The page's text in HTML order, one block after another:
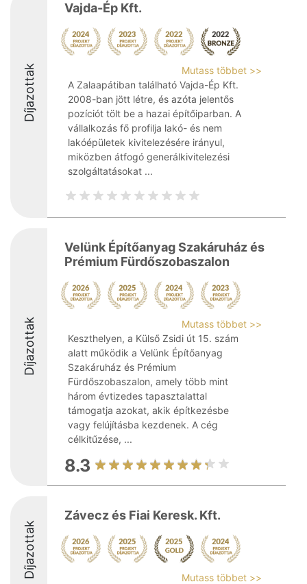
Díjazottak
Vajda-Ép Kft.
Mutass többet >>
A Zalaapátiban található Vajda-Ép Kft.
2008-ban jött létre, és azóta jelentős
pozíciót tölt be a hazai építőiparban. A
vállalkozás fő profilja lakó- és nem
lakóépületek kivitelezésére irányul,
miközben átfogó generálkivitelezési
szolgáltatásokat ...
Díjazottak
Velünk Építőanyag Szakáruház és
Prémium Fürdőszobaszalon
Mutass többet >>
Keszthelyen, a Külső Zsidi út 15. szám
alatt működik a Velünk Építőanyag
Szakáruház és Prémium
Fürdőszobaszalon, amely több mint
három évtizedes tapasztalattal
támogatja azokat, akik építkezésbe
vagy felújításba kezdenek. A cég
célkitűzése, ...
8.3
Díjazottak
Závecz és Fiai Keresk. Kft.
Mutass többet >>